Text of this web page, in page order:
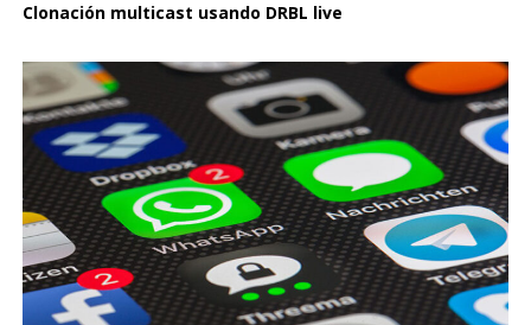
Clonación multicast usando DRBL live